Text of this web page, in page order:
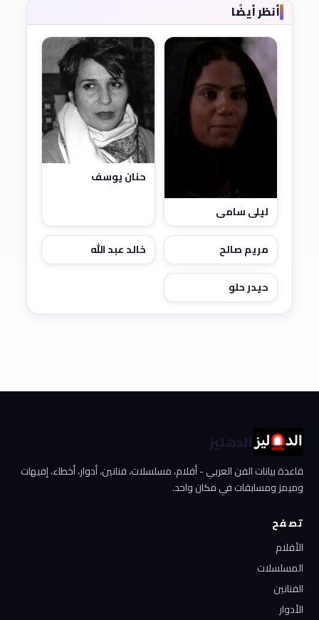
أنظر أيضًا
ليلى سامي
حنان يوسف
مريم صالح خالد عبد الله
حيدر حلو
الدهليز
قاعدة بيانات الفن العربي - أفلام، مسلسلات، فنانين، أدوار، أخطاء، إفيهات
وميمز ومسابقات في مكان واحد.
تصفح
الأفلام
المسلسلات
الفنانين
الأدوار